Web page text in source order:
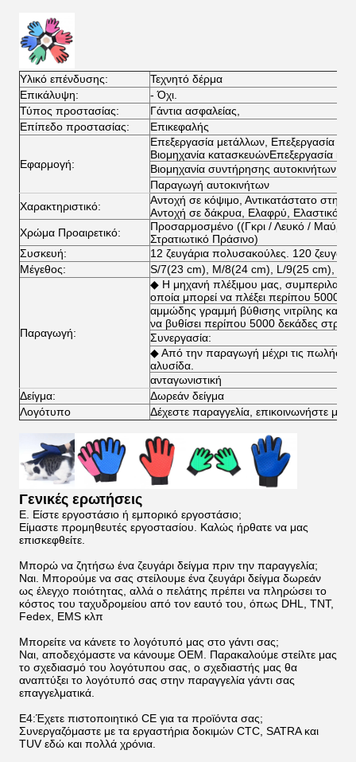
Υλικό επένδυσης:
Τεχνητό δέρμα
Επικάλυψη:
- Όχι.
Τύπος προστασίας:
Γάντια ασφαλείας,
Επίπεδο προστασίας:
Επικεφαλής
Εφαρμογή:
Επεξεργασία μετάλλων, Επεξεργασία
Βιομηχανία κατασκευώνΕπεξεργασία
Βιομηχανία συντήρησης αυτοκινήτων
Παραγωγή αυτοκινήτων
Χαρακτηριστικό:
Αντοχή σε κόψιμο, Αντικατάστατο στην
Αντοχή σε δάκρυα, Ελαφρύ, Ελαστικό,
Χρώμα Προαιρετικό:
Προσαρμοσμένο ((Γκρι / Λευκό / Μαύρο
Στρατιωτικό Πράσινο)
Συσκευή:
12 ζευγάρια πολυσακούλες. 120
Μέγεθος:
S/7(23 cm), M/8(24 cm), L/9(25 cm),
Παραγωγή:
◆ Η μηχανή πλέξιμου μας,
οποία μπορεί να πλέξει περίπου 5000
αμμώδης γραμμή βύθισης νιτρίλης και
να βυθίσει περίπου 5000 δεκάδες
Συνεργασία:
◆ Από την παραγωγή μέχρι τις
αλυσίδα.
ανταγωνιστική
Δείγμα:
Δωρεάν δείγμα
Λογότυπο
Δέχεστε παραγγελία, επικοινωνήστε μαζί
Γενικές ερωτήσεις
Ε. Είστε εργοστάσιο ή εμπορικό εργοστάσιο;
Είμαστε προμηθευτές εργοστασίου. Καλώς ήρθατε να μας
επισκεφθείτε.
Μπορώ να ζητήσω ένα ζευγάρι δείγμα πριν την παραγγελία;
Ναι. Μπορούμε να σας στείλουμε ένα ζευγάρι δείγμα δωρεάν
ως έλεγχο ποιότητας, αλλά ο πελάτης πρέπει να πληρώσει το
κόστος του ταχυδρομείου από τον εαυτό του, όπως DHL, TNT,
Fedex, EMS κλπ
Μπορείτε να κάνετε το λογότυπό μας στο γάντι σας;
Ναι, αποδεχόμαστε να κάνουμε OEM. Παρακαλούμε στείλτε μας
το σχεδιασμό του λογότυπου σας, ο σχεδιαστής μας θα
αναπτύξει το λογότυπό σας στην παραγγελία γάντι σας
επαγγελματικά.
Ε4:Έχετε πιστοποιητικό CE για τα προϊόντα σας;
Συνεργαζόμαστε με τα εργαστήρια δοκιμών CTC, SATRA και
TUV εδώ και πολλά χρόνια.